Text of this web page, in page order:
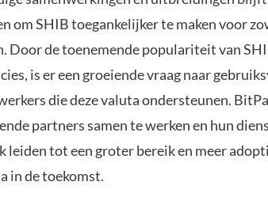
om SHIB toegankelijker te maken voor
Door de toenemende populariteit van
is er een groeiende vraag naar
die deze valuta ondersteunen.
partners samen te werken en hun
tot een groter bereik en meer
in de toekomst.